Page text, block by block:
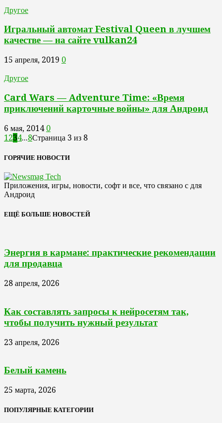
Другое
Игральный автомат Festival Queen в лучшем
качестве — на сайте vulkan24
15 апреля, 2019 0
Другое
Card Wars — Adventure Time: «Время
приключений карточные войны» для Андроид
6 мая, 2014 0
1 234...8Страница 3 из 8
ГОРЯЧИЕ НОВОСТИ
Приложения, игры, новости, софт и все, что связано с для
Андроид
ЕЩЁ БОЛЬШЕ НОВОСТЕЙ
Энергия в кармане: практические рекомендации
для продавца
28 апреля, 2026
Как составлять запросы к нейросетям так,
чтобы получить нужный результат
23 апреля, 2026
Белый камень
25 марта, 2026
ПОПУЛЯРНЫЕ КАТЕГОРИИ